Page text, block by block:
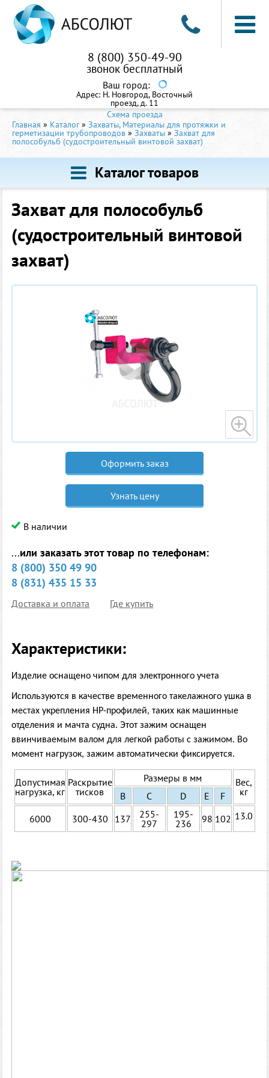
8 (800) 350-49-90
звонок бесплатный
Ваш город:
Адрес: Н. Новгород, Восточный
проезд, д. 11
Схема проезда
Главная » Каталог» Захваты, Материалы для протяжки и
герметизации трубопроводов » Захваты » Захват для
полособульб (судостроительный винтовой захват)
Каталог товаров
Захват для полособульб
(судостроительный винтовой
захват)
Оформить заказ
Узнать цену
В наличии
...или заказать этот товар по телефонам:
8 (800) 350 49 90
8 (831) 435 15 33
Доставка и оплата Где купить
Характеристики:
Изделие оснащено чипом для электронного учета
Используются в качестве временного такелажного ушка в
местах укрепления HP-профилей, таких как машинные
отделения и мачта судна. Этот зажим оснащен
ввинчиваемым валом для легкой работы с зажимом. Во
момент нагрузок, зажим автоматически фиксируется.
Допустимая
нагрузка, кг
Раскрытие
тисков
Размеры в мм
Вес,
кг
B C D E
F
6000
300-430 137
255-
297
195-
236
98 102 13.0